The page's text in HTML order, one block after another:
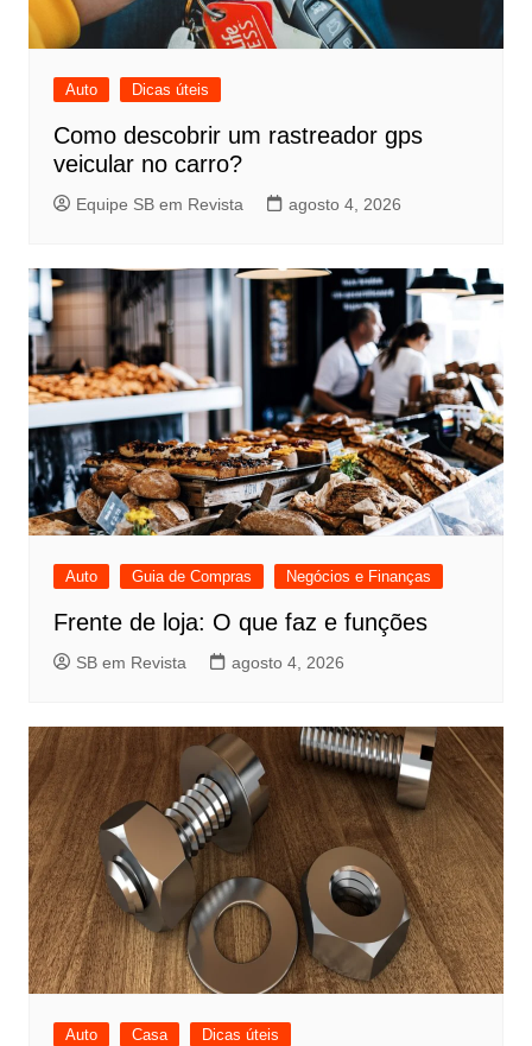
Auto Dicas úteis
Como descobrir um rastreador gps
veicular no carro?
Equipe SB em Revista agosto 4, 2026
Auto Guia de Compras Negócios e Finanças
Frente de loja: O que faz e funções
SB em Revista agosto 4, 2026
Auto Casa Dicas úteis